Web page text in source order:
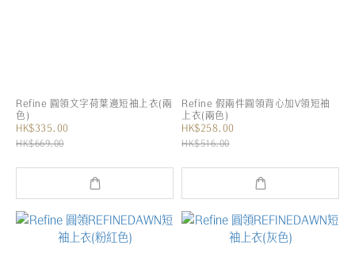
Refine 圓領文字荷葉邊短袖上衣(兩
色)
HK$335.00
HK$669.00
Refine 假兩件圓領背心加V領短袖
上衣(兩色)
HK$258.00
HK$516.00